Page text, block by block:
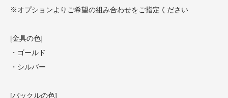
※オプションよりご希望の組み合わせをご指定ください
[金具の色]
・ゴールド
・シルバー
[バックルの色]